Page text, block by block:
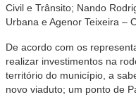
Civil e Trânsito; Nando
Urbana e Agenor Teixeira –
De acordo com os
realizar investimentos na
território do município, a
novo viaduto; um ponto de